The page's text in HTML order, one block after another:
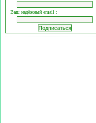
Ваш надёжный email :